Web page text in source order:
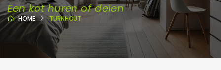
Een kot huren of delen
HOME TURNHOUT